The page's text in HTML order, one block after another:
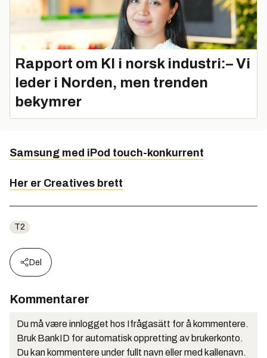
Rapport om KI i norsk industri:– Vi
leder i Norden, men trenden
bekymrer
Samsung med iPod touch-konkurrent
Her er Creatives brett
T2
Del
Kommentarer
Du må være innlogget hos Ifrågasätt for å kommentere.
Bruk BankID for automatisk oppretting av brukerkonto.
Du kan kommentere under fullt navn eller med kallenavn.